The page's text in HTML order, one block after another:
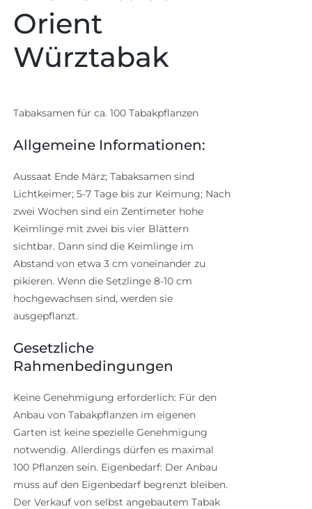
Orient
Würztabak
Tabaksamen für ca. 100 Tabakpflanzen
Allgemeine Informationen:
Aussaat Ende März; Tabaksamen sind
Lichtkeimer; 5-7 Tage bis zur Keimung; Nach
zwei Wochen sind ein Zentimeter hohe
Keimlinge mit zwei bis vier Blättern
sichtbar. Dann sind die Keimlinge im
Abstand von etwa 3 cm voneinander zu
pikieren. Wenn die Setzlinge 8-10 cm
hochgewachsen sind, werden sie
ausgepflanzt.
Gesetzliche
Rahmenbedingungen
Keine Genehmigung erforderlich: Für den
Anbau von Tabakpflanzen im eigenen
Garten ist keine spezielle Genehmigung
notwendig. Allerdings dürfen es maximal
100 Pflanzen sein. Eigenbedarf: Der Anbau
muss auf den Eigenbedarf begrenzt bleiben.
Der Verkauf von selbst angebautem Tabak